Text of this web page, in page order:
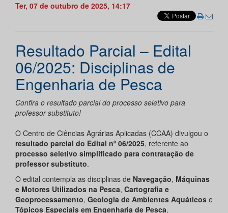
Ter, 07 de outubro de 2025, 14:17
Resultado Parcial – Edital
06/2025: Disciplinas de
Engenharia de Pesca
Confira o resultado parcial do processo seletivo para
professor substituto!
O Centro de Ciências Agrárias Aplicadas (CCAA) divulgou o
resultado parcial do Edital nº 06/2025, referente ao
processo seletivo simplificado para contratação de
professor substituto.
O edital contempla as disciplinas de Navegação, Máquinas
e Motores Utilizados na Pesca, Cartografia e
Geoprocessamento, Geologia de Ambientes Aquáticos e
Tópicos Especiais em Engenharia de Pesca.